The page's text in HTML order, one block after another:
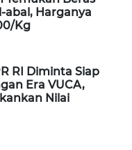
abal, Harganya
Kg
RI Diminta Siap
Era VUCA,
Nilai